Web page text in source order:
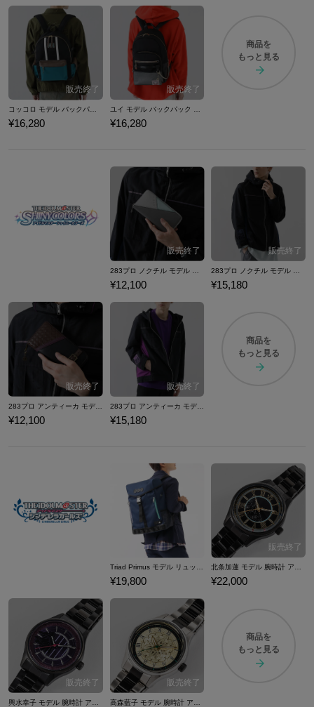
コッコロ モデル バックパック プリンセスコネクト！Re:Dive
¥16,280
ユイ モデル バックパック プリンセスコネクト！Re:Dive
¥16,280
商品を
もっと見る
¥12,100 ¥15,180
¥12,100
283プロ アンティーカ モデル ポケッタブルナイロンジャケット アイドルマスター シャイニーカラーズ
¥15,180
商品を
もっと見る
Triad Primus モデル リュック アイドルマスター シンデレラガールズ
¥19,800
北条加蓮 モデル 腕時計 アイドルマスター シンデレラガールズ
¥22,000
商品を
もっと見る